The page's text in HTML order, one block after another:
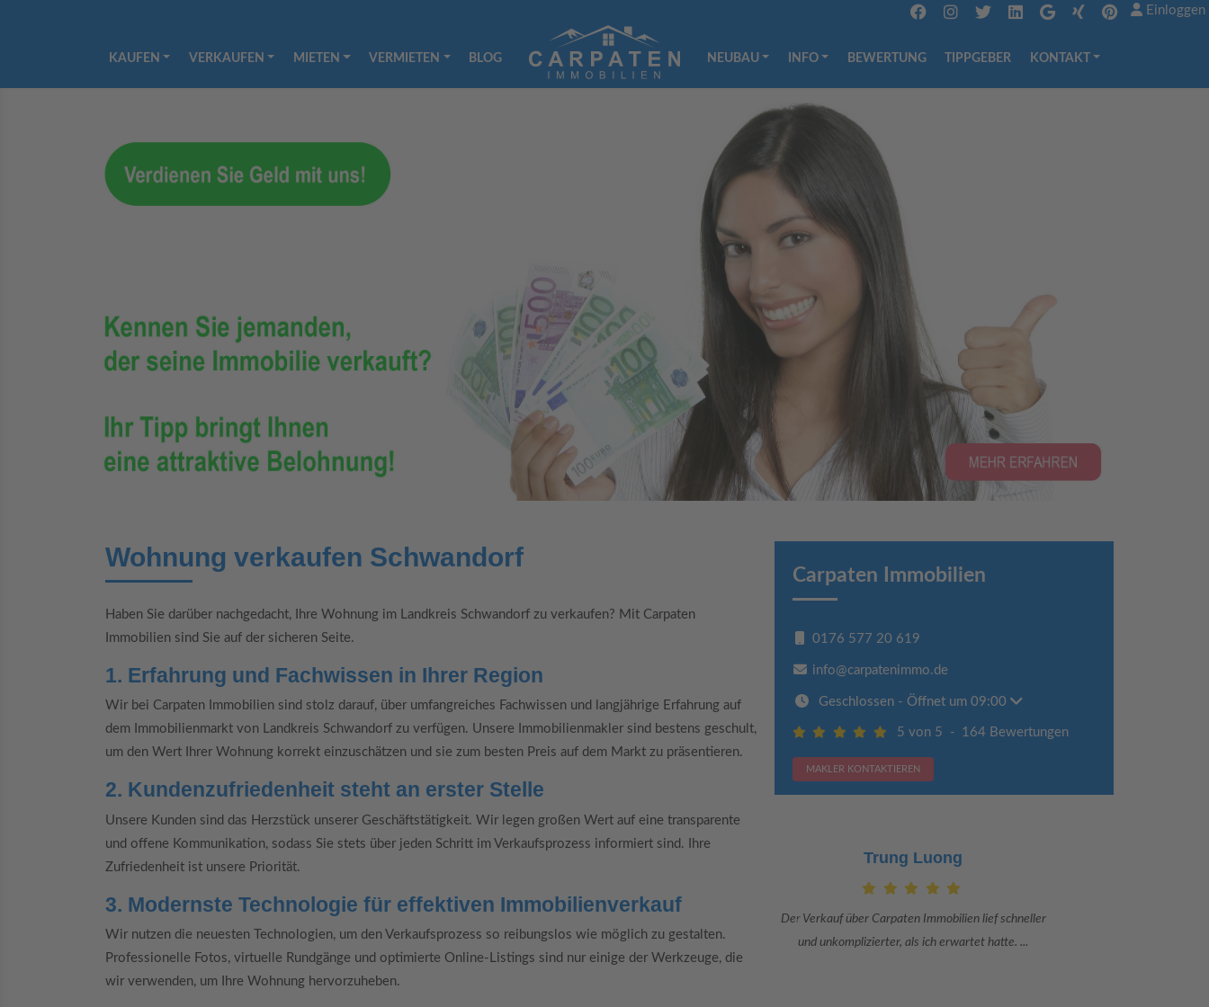
Einloggen
KAUFEN VERKAUFEN MIETEN VERMIETEN BLOG NEUBAU INFO BEWERTUNG TIPPGEBER KONTAKT
Wohnung verkaufen Schwandorf
Haben Sie darüber nachgedacht, Ihre Wohnung im Landkreis Schwandorf zu verkaufen? Mit Carpaten
Immobilien sind Sie auf der sicheren Seite.
1. Erfahrung und Fachwissen in Ihrer Region
Wir bei Carpaten Immobilien sind stolz darauf, über umfangreiches Fachwissen und langjährige Erfahrung auf
dem Immobilienmarkt von Landkreis Schwandorf zu verfügen. Unsere Immobilienmakler sind bestens geschult,
um den Wert Ihrer Wohnung korrekt einzuschätzen und sie zum besten Preis auf dem Markt zu präsentieren.
2. Kundenzufriedenheit steht an erster Stelle
Unsere Kunden sind das Herzstück unserer Geschäftstätigkeit. Wir legen großen Wert auf eine transparente
und offene Kommunikation, sodass Sie stets über jeden Schritt im Verkaufsprozess informiert sind. Ihre
Zufriedenheit ist unsere Priorität.
3. Modernste Technologie für effektiven Immobilienverkauf
Wir nutzen die neuesten Technologien, um den Verkaufsprozess so reibungslos wie möglich zu gestalten.
Professionelle Fotos, virtuelle Rundgänge und optimierte Online-Listings sind nur einige der Werkzeuge, die
wir verwenden, um Ihre Wohnung hervorzuheben.
Carpaten Immobilien
0176 577 20 619
info@carpatenimmo.de
Geschlossen - Öffnet um 09:00
5 von 5 - 164 Bewertungen
MAKLER KONTAKTIEREN
Claudia Bergrath
Danke an Carpaten Immobilien und besonders an Frau
Adriana Sarca. Sie war viele Monate mehr als ...